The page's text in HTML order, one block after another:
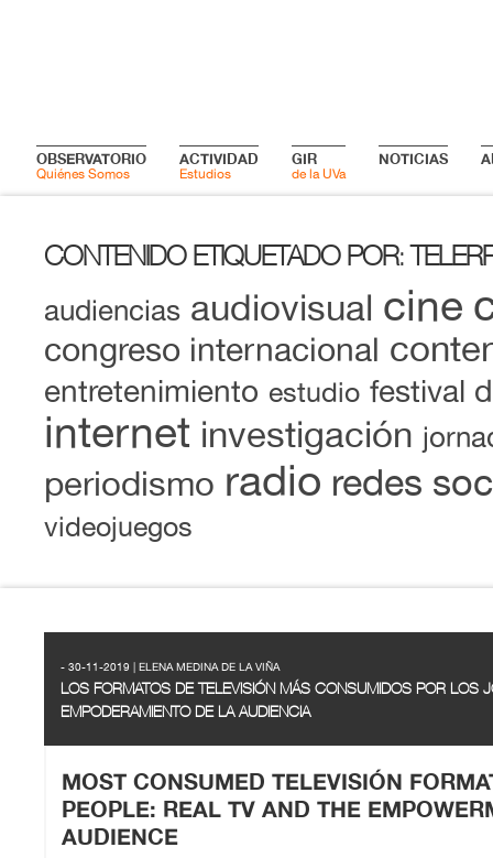
OBSERVATORIO
Quiénes Somos
ACTIVIDAD
Estudios
GIR
de la UVa
NOTICIAS
CONTENIDO ETIQUETADO POR:
audiencias audiovisual cine
congreso internacional
entretenimiento estudio festival
internet investigación
periodismo radio redes
videojuegos
- 30-11-2019 | ELENA MEDINA DE LA VIÑA
LOS FORMATOS DE TELEVISIÓN MÁS CONSUMIDOS POR LOS
EMPODERAMIENTO DE LA AUDIENCIA
MOST CONSUMED TELEVISIÓN
PEOPLE: REAL TV AND THE
AUDIENCE